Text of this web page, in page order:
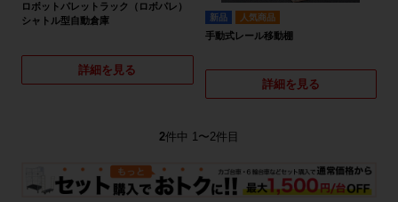
ロボットパレットラック（ロボパレ）
シャトル型自動倉庫
詳細を見る
新品 人気商品
手動式レール移動棚
詳細を見る
2件中 1〜2件目